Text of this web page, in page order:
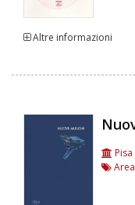
Altre informazioni